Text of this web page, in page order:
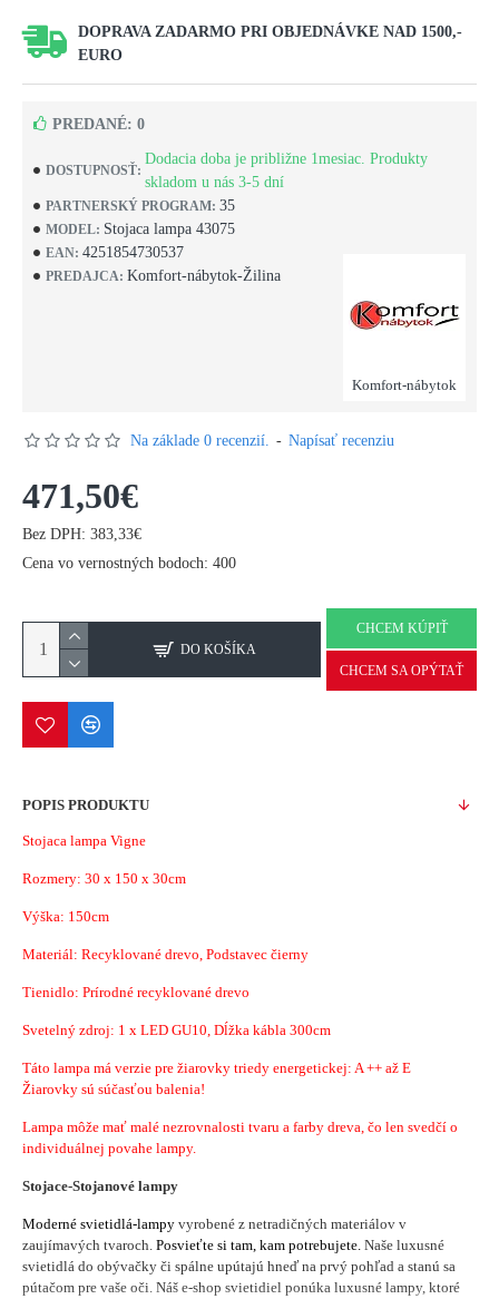
DOPRAVA ZADARMO PRI OBJEDNÁVKE NAD 1500,-
EURO
DOSTUPNOSŤ:
Dodacia doba je približne 1mesiac. Produkty
skladom u nás 3-5 dní
PARTNERSKÝ PROGRAM: 35
MODEL: Stojaca lampa 43075
EAN: 4251854730537
PREDAJCA: Komfort-nábytok-Žilina
Komfort-nábytok
PREDANÉ: 0
Na základe 0 recenzií. - Napísať recenziu
471,50€
Bez DPH: 383,33€
Cena vo vernostných bodoch: 400
DO KOŠÍKA
CHCEM KÚPIŤ
CHCEM SA OPÝTAŤ
POPIS PRODUKTU
Stojaca lampa Vigne
Rozmery: 30 x 150 x 30cm
Výška: 150cm
Materiál: Recyklované drevo, Podstavec čierny
Tienidlo: Prírodné recyklované drevo
Svetelný zdroj: 1 x LED GU10, Dĺžka kábla 300cm
Táto lampa má verzie pre žiarovky triedy energetickej: A ++ až E
Žiarovky sú súčasťou balenia!
Lampa môže mať malé nezrovnalosti tvaru a farby dreva, čo len svedčí o
individuálnej povahe lampy.
Stojace-Stojanové lampy
Moderné svietidlá-lampy vyrobené z netradičných materiálov v
zaujímavých tvaroch. Posvieťte si tam, kam potrebujete. Naše luxusné
svietidlá do obývačky či spálne upútajú hneď na prvý pohľad a stanú sa
pútačom pre vaše oči. Náš e-shop svietidiel ponúka luxusné lampy, ktoré